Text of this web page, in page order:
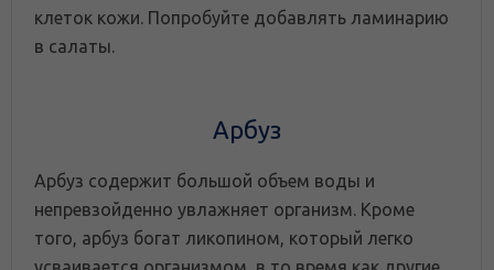
клеток кожи. Попробуйте добавлять ламинарию
в салаты.
Арбуз
Арбуз содержит большой объем воды и
непревзойденно увлажняет организм. Кроме
того, арбуз богат ликопином, который легко